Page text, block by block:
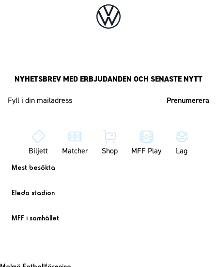
NYHETSBREV MED ERBJUDANDEN OCH SENASTE NYTT
Biljett Matcher Shop MFF Play Lag
Mest besökta
Eleda stadion
MFF i samhället